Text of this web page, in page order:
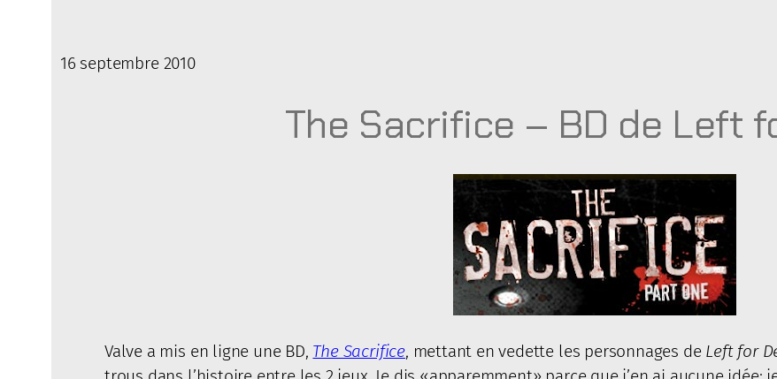
16 septembre 2010
The Sacrifice – BD de Left
Valve a mis en ligne une BD, The Sacrifice, mettant en vedette les personnages de Left for